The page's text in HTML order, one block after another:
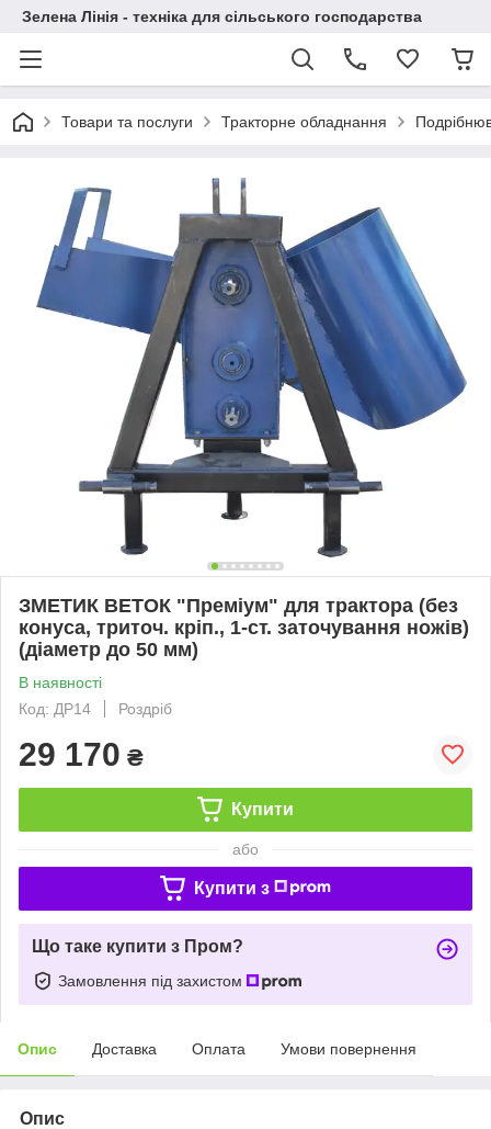
Зелена Лінія - техніка для сільського господарства
Товари та послуги Тракторне обладнання
ЗМЕТИК ВЕТОК "Преміум" для трактора (без
конуса, триточ. кріп., 1-ст. заточування ножів)
(діаметр до 50 мм)
В наявності
Код: ДР14
Роздріб
29 170 ₴
Купити
або
Купити з
Що таке купити з Пром?
Замовлення під захистом
Опис Доставка Оплата Умови повернення
Опис